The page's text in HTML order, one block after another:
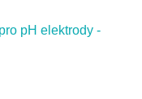
pH elektrody -